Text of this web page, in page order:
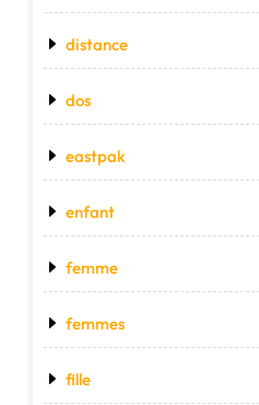
distance
dos
eastpak
enfant
femme
femmes
fille